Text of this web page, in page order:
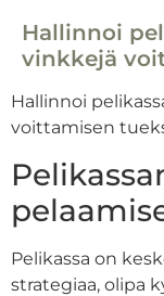
Hallinnoi
vinkkejä
Hallinnoi
voittamisen
Pelikassa on
strategiaa, olipa